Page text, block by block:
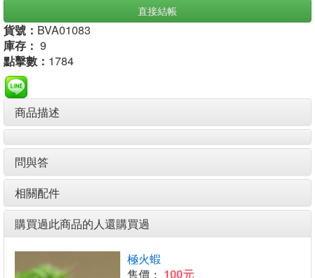
直接結帳
貨號： BVA01083
庫存： 9
點擊數： 1784
商品描述
問與答
相關配件
購買過此商品的人還購買過
極火蝦
售價： 100元